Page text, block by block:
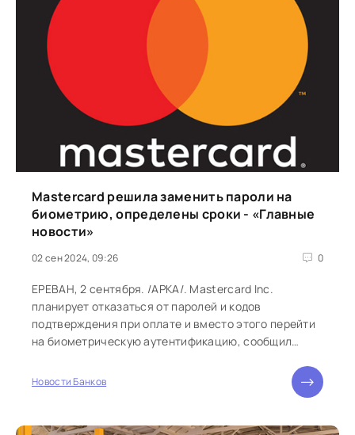
Mastercard решила заменить пароли на
биометрию, определены сроки - «Главные
новости»
02 сен 2024, 09:26 0
ЕРЕВАН, 2 сентября. /АРКА/. Mastercard Inc.
планирует отказаться от паролей и кодов
подтверждения при оплате и вместо этого перейти
на биометрическую аутентификацию, сообщил
Новости Банков